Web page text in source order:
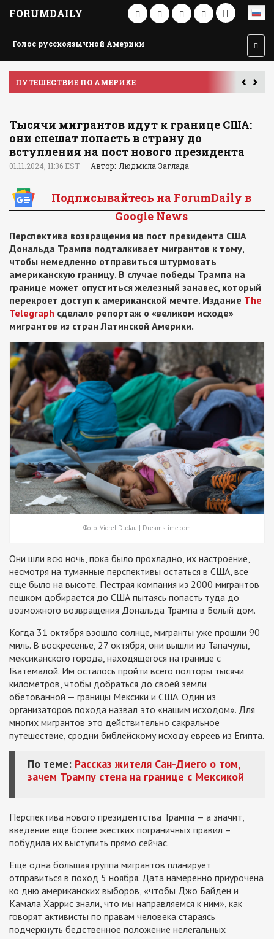
FORUMDAILY
Голос русскоязычной Америки
ПУТЕШЕСТВИЕ ПО АМЕРИКЕ
Тысячи мигрантов идут к границе США:
они спешат попасть в страну до
вступления на пост нового президента
01.11.2024, 11:36 EST Автор: Людмила Заглада
Подписывайтесь на ForumDaily в
Google News
Перспектива возвращения на пост президента США
Дональда Трампа подталкивает мигрантов к тому,
чтобы немедленно отправиться штурмовать
американскую границу. В случае победы Трампа на
границе может опуститься железный занавес, который
перекроет доступ к американской мечте. Издание The
Telegraph сделало репортаж о «великом исходе»
мигрантов из стран Латинской Америки.
Фото: Viorel Dudau | Dreamstime.com
Они шли всю ночь, пока было прохладно, их настроение,
несмотря на туманные перспективы остаться в США, все
еще было на высоте. Пестрая компания из 2000 мигрантов
пешком добирается до США пытаясь попасть туда до
возможного возвращения Дональда Трампа в Белый дом.
Когда 31 октября взошло солнце, мигранты уже прошли 90
миль. В воскресенье, 27 октября, они вышли из Тапачулы,
мексиканского города, находящегося на границе с
Гватемалой. Им осталось пройти всего полторы тысячи
километров, чтобы добраться до своей земли
обетованной — границы Мексики и США. Один из
организаторов похода назвал это «нашим исходом». Для
многих мигрантов это действительно сакральное
путешествие, сродни библейскому исходу евреев из Египта.
По теме: Рассказ жителя Сан-Диего о том,
зачем Трампу стена на границе с Мексикой
Перспектива нового президентства Трампа — а значит,
введение еще более жестких пограничных правил –
побудила их выступить прямо сейчас.
Еще одна большая группа мигрантов планирует
отправиться в поход 5 ноября. Дата намеренно приурочена
ко дню американских выборов, «чтобы Джо Байден и
Камала Харрис знали, что мы направляемся к ним», как
говорят активисты по правам человека стараясь
подчеркнуть бедственное положение нелегальных